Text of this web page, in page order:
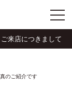
ご来店につきまして
のご紹介です